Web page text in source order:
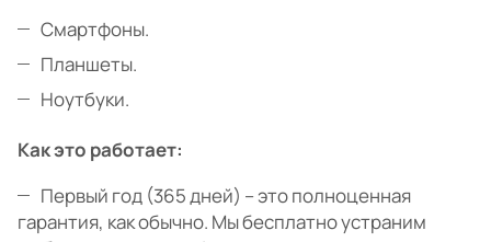
Смартфоны.
Планшеты.
Ноутбуки.
Как это работает:
Первый год (365 дней) – это полноценная
гарантия, как обычно. Мы бесплатно устраним